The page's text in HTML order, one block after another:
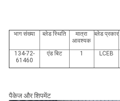
भाग संख्या ब्लेड स्थिति
मात्रा
आवश्यक
ब्लेड प्रकार
134-72-
61460
एंड बिट 1 LCEB
पैकेज और शिपमेंट